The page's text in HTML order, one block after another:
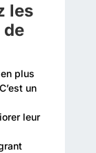
les
de
plus
un
leur